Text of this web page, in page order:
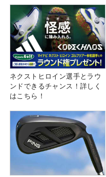
ネクストヒロイン選手とラウ
ンドできるチャンス！詳しく
はこちら！